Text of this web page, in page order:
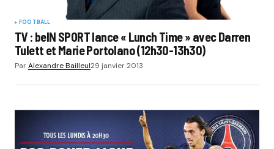
FOOTBALL
TV : beIN SPORT lance « Lunch Time » avec Darren
Tulett et Marie Portolano (12h30-13h30)
ParAlexandre Bailleul29 janvier 2013